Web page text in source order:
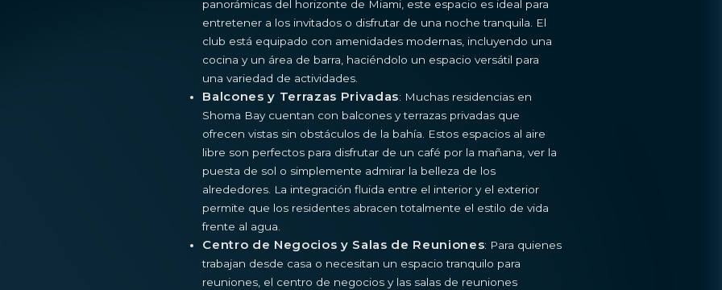
panorámicas del horizonte de Miami, este espacio es ideal para
entretener a los invitados o disfrutar de una noche tranquila. El
club está equipado con amenidades modernas, incluyendo una
cocina y un área de barra, haciéndolo un espacio versátil para
una variedad de actividades.
Balcones y Terrazas Privadas: Muchas residencias en
Shoma Bay cuentan con balcones y terrazas privadas que
ofrecen vistas sin obstáculos de la bahía. Estos espacios al aire
libre son perfectos para disfrutar de un café por la mañana, ver la
puesta de sol o simplemente admirar la belleza de los
alrededores. La integración fluida entre el interior y el exterior
permite que los residentes abracen totalmente el estilo de vida
frente al agua.
Centro de Negocios y Salas de Reuniones: Para quienes
trabajan desde casa o necesitan un espacio tranquilo para
reuniones, el centro de negocios y las salas de reuniones